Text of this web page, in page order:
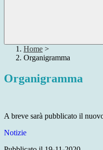
Home >
Organigramma
Organigramma
A breve sarà pubblicato il
Notizie